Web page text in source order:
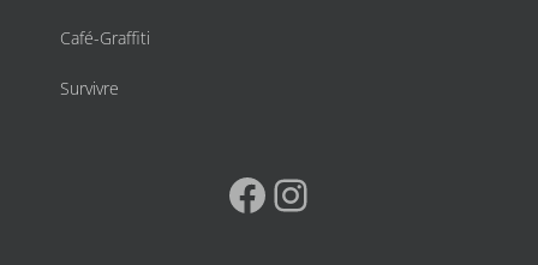
Café-Graffiti
Survivre
Facebook